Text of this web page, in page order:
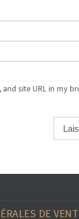
and site URL in my
DE